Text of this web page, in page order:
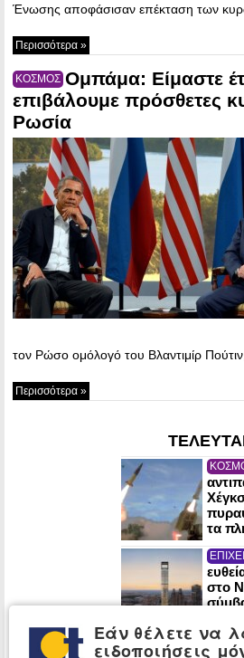
Ένωσης αποφάσισαν επέκταση των
Περισσότερα »
ΚΟΣΜΟΣ Ομπάμα: Είμαστε
επιβάλουμε πρόσθετες
Ρωσία
τον Ρώσο ομόλογό του Βλαντιμίρ
Περισσότερα »
τα
στο
Εάν θέλετε να
ειδοποιήσεις